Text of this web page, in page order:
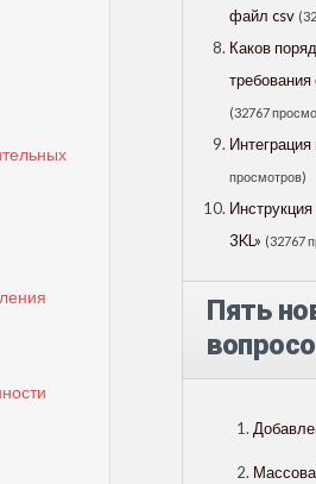
файл csv
Каков
требования
(32767
просмотров)
3KL» (32767
Пять